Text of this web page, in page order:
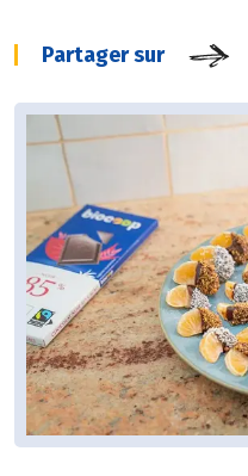
Partager sur